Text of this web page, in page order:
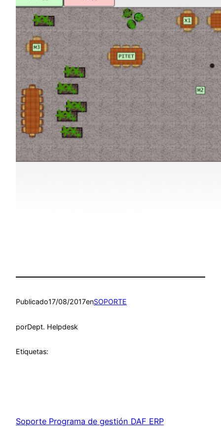
Publicado17/08/2017enSOPORTE
porDept. Helpdesk
Etiquetas:
Soporte Programa de gestión DAF ERP